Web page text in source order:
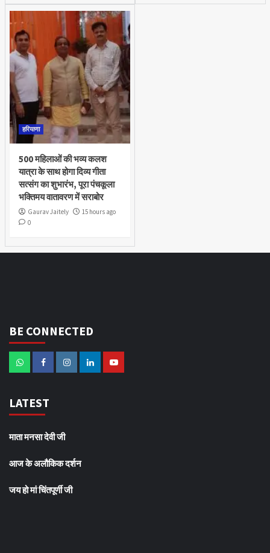
हरियाणा
500 महिलाओं की भव्य कलश
यात्रा के साथ होगा दिव्य गीता
सत्संग का शुभारंभ, पूरा पंचकूला
भक्तिमय वातावरण में सराबोर
Gaurav Jaitely
15 hours ago
0
BE CONNECTED
LATEST
माता मनसा देवी जी
आज के अलौकिक दर्शन
जय हो मां चिंतपूर्णी जी